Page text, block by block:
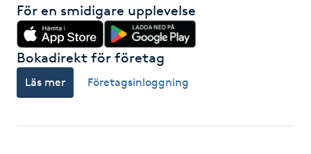
Gel naglar
Gelenaglar
Gellack
Gellack med förstärkning
För en smidigare upplevelse
Bokadirekt för företag
Läs mer Företagsinloggning